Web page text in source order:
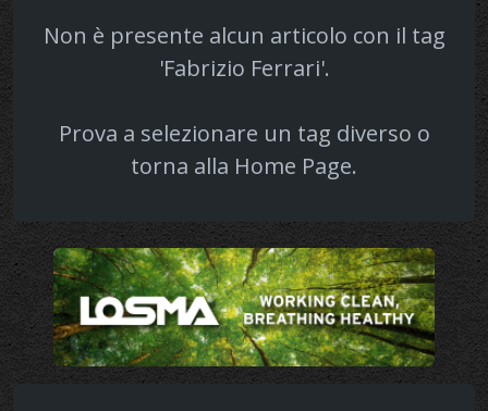
Non è presente alcun articolo con il tag
'Fabrizio Ferrari'.
Prova a selezionare un tag diverso o
torna alla Home Page.